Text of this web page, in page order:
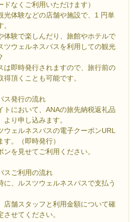
ドなくご利用いただけます）
光体験などの店舗や施設で、1 円単
体験で楽しんだり、旅館やホテルで
ツウェルネスパスを利用しての観光
は即時発行されますので、旅行前の
頂くことも可能です。
ス発行の流れ
において、ANAの旅先納税返礼品
り申し込みます。
ェルネスパスの電子クーポンURL
。（即時発行）
を見せてご利用ください。
スご利用の流れ
、ルスツウェルネスパスで支払う
舗スタッフと利用金額について確
せてください。